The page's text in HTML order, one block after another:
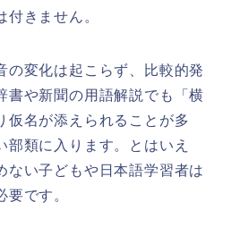
付きません。
の変化は起こらず、比較的発
書や新聞の用語解説でも「横
仮名が添えられることが多
部類に入ります。とはいえ
ない子どもや日本語学習者は
です。